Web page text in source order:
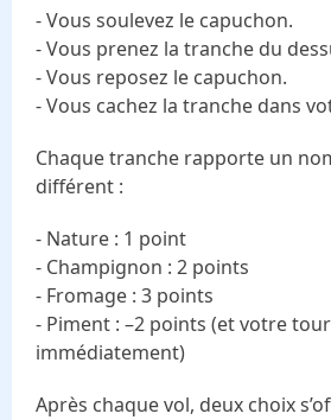
- Vous soulevez le capuchon.
- Vous prenez la tranche du
- Vous reposez le capuchon.
- Vous cachez la tranche dans
Chaque tranche rapporte un
différent :
- Nature : 1 point
- Champignon : 2 points
- Fromage : 3 points
- Piment : –2 points (et votre tour
immédiatement)
Après chaque vol, deux choix